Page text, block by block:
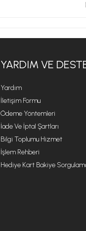
YARDIM VE
Yardım
İletişim Formu
Ödeme Yöntemleri
İade Ve İptal Şartları
Bilgi Toplumu Hizmet
İşlem Rehberi
Hediye Kart Bakiye